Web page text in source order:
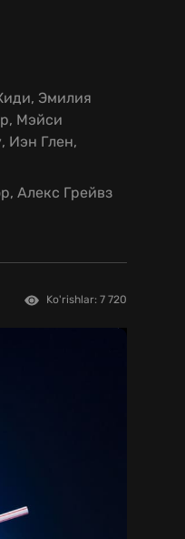
Эмилия
Мэйси
Иэн Глен,
Алекс Грейвз
Ko'rishlar: 7 720